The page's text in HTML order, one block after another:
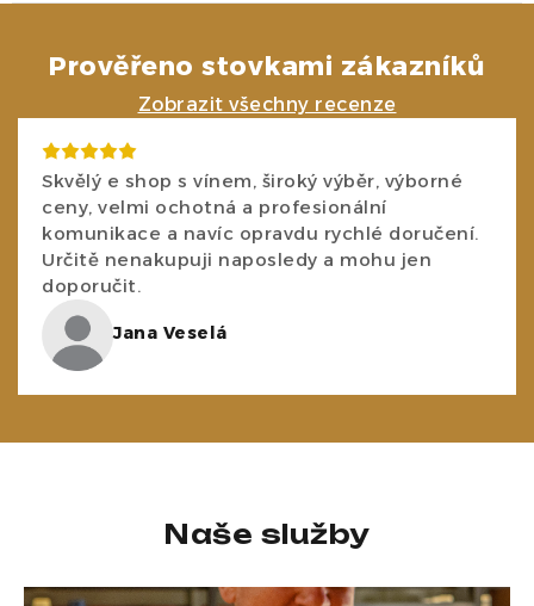
Prověřeno stovkami zákazníků
Zobrazit všechny recenze
Skvělý e shop s vínem, široký výběr, výborné
ceny, velmi ochotná a profesionální
komunikace a navíc opravdu rychlé doručení.
Určitě nenakupuji naposledy a mohu jen
doporučit.
Jana Veselá
Naše služby